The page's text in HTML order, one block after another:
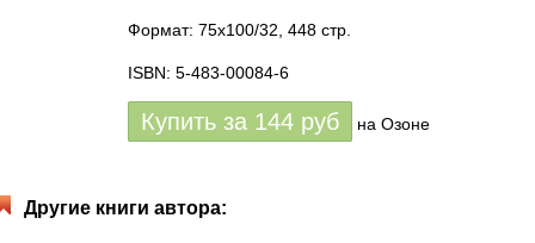
Формат: 75x100/32, 448 стр.
ISBN: 5-483-00084-6
Купить за 144 руб на Озоне
Другие книги автора: